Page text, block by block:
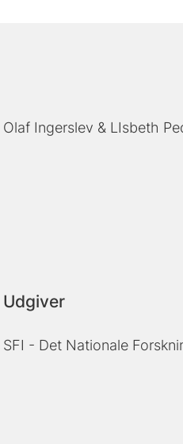
Olaf Ingerslev LIsbeth
Udgiver
SFI - Det Nationale